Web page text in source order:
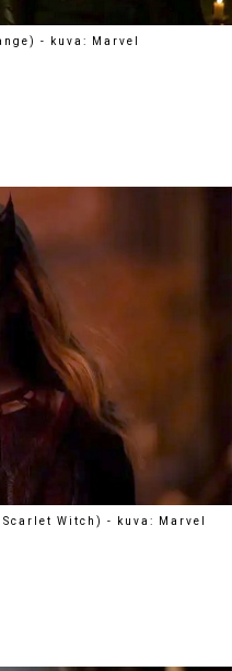
- kuva: Marvel
Witch) - kuva: Marvel